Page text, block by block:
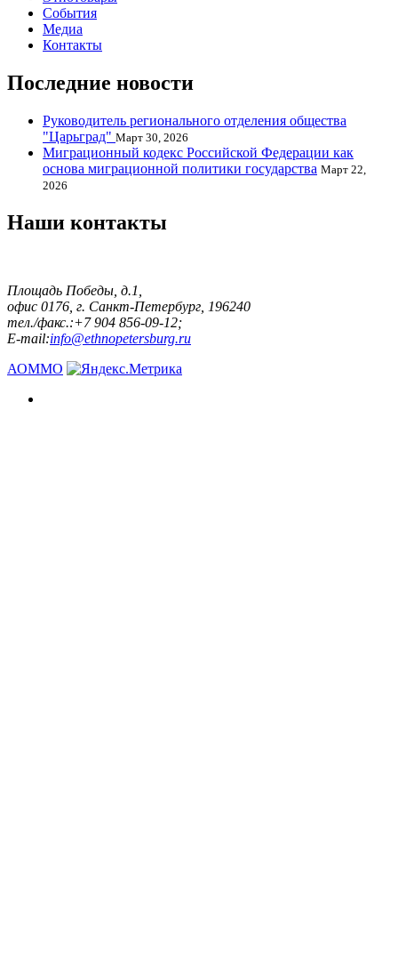
События
Медиа
Контакты
Последние новости
Руководитель регионального отделения общества
"Царьград" Март 30, 2026
Миграционный кодекс Российской Федерации как
основа миграционной политики государства Март 22,
2026
Наши контакты
Площадь Победы, д.1,
офис 0176, г. Санкт-Петербург, 196240
тел./факс.:+7 904 856-09-12;
E-mail:info@ethnopetersburg.ru
АОММО